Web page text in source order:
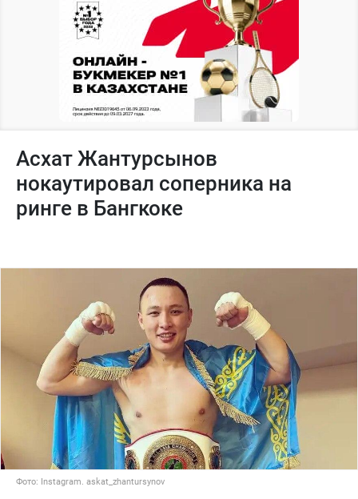
Асхат Жантурсынов
нокаутировал соперника на
ринге в Бангкоке
Фото: Instagram. askat_zhantursynov